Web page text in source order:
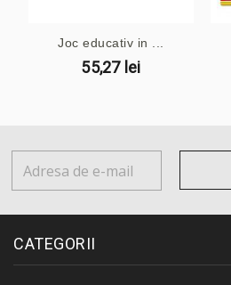
Joc educativ in ...
55,27 lei
CATEGORII